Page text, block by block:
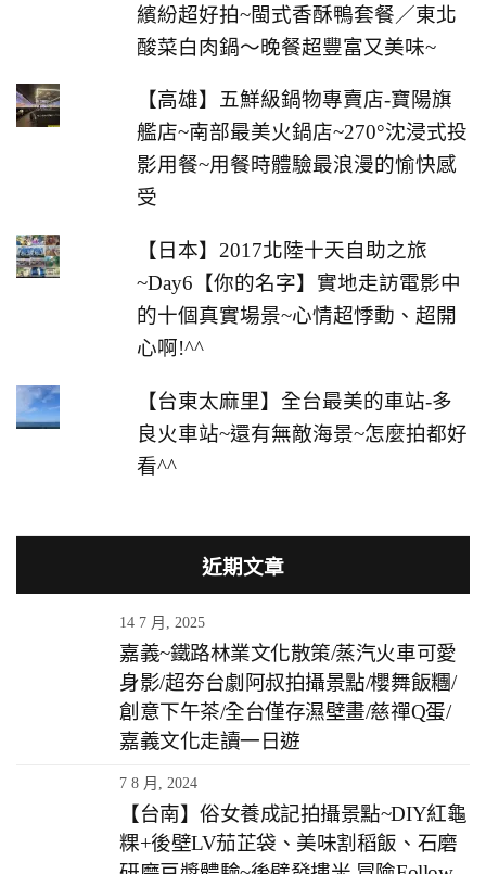
繽紛超好拍~閩式香酥鴨套餐／東北
酸菜白肉鍋～晚餐超豐富又美味~
【高雄】五鮮級鍋物專賣店-寶陽旗
艦店~南部最美火鍋店~270°沈浸式投
影用餐~用餐時體驗最浪漫的愉快感
受
【日本】2017北陸十天自助之旅
~Day6【你的名字】實地走訪電影中
的十個真實場景~心情超悸動、超開
心啊!^^
【台東太麻里】全台最美的車站-多
良火車站~還有無敵海景~怎麼拍都好
看^^
近期文章
14 7 月, 2025
嘉義~鐵路林業文化散策/蒸汽火車可愛
身影/超夯台劇阿叔拍攝景點/櫻舞飯糰/
創意下午茶/全台僅存濕壁畫/慈禪Q蛋/
嘉義文化走讀一日遊
7 8 月, 2024
【台南】俗女養成記拍攝景點~DIY紅龜
粿+後壁LV茄芷袋、美味割稻飯、石磨